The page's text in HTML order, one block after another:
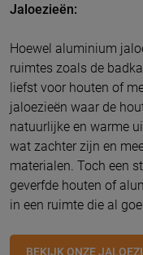
Jaloezieën:
Hoewel aluminium
ruimtes zoals de
liefst voor houten of
jaloezieën waar de
natuurlijke en warme
wat zachter zijn en
materialen. Toch een
geverfde houten of
in een ruimte die al
BEKIJK ONZE